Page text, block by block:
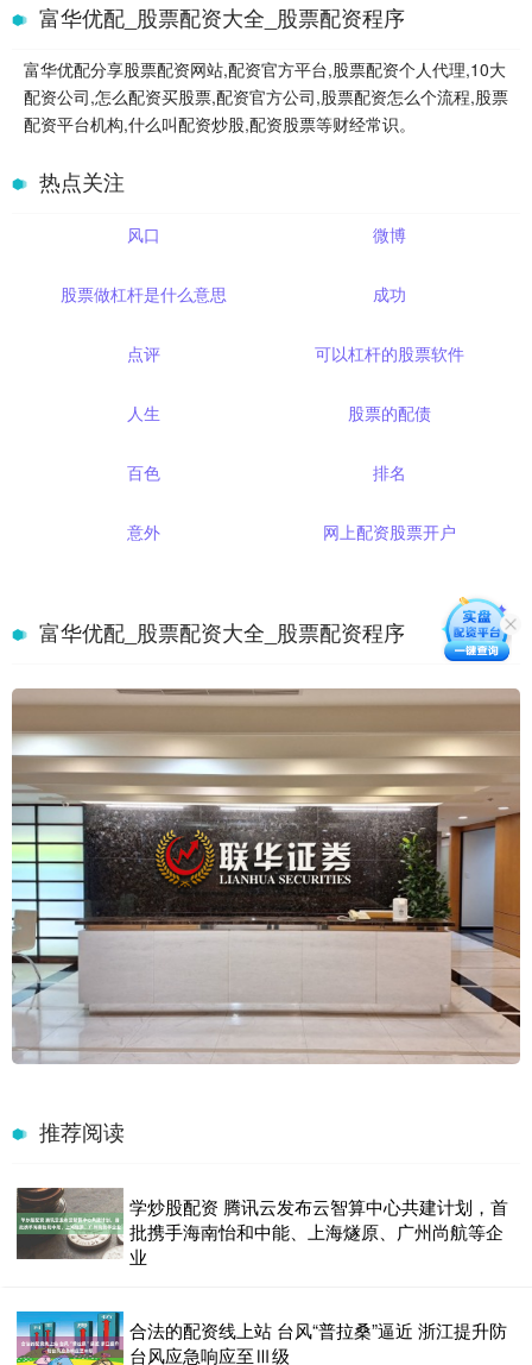
富华优配_股票配资大全_股票配资程序
富华优配分享股票配资网站,配资官方平台,股票配资个人代理,10大
配资公司,怎么配资买股票,配资官方公司,股票配资怎么个流程,股票
配资平台机构,什么叫配资炒股,配资股票等财经常识。
热点关注
风口 微博
股票做杠杆是什么意思 成功
点评 可以杠杆的股票软件
人生 股票的配债
百色 排名
意外 网上配资股票开户
富华优配_股票配资大全_股票配资程序
推荐阅读
学炒股配资 腾讯云发布云智算中心共建计划，首
批携手海南怡和中能、上海燧原、广州尚航等企
业
合法的配资线上站 台风“普拉桑”逼近 浙江提升防
台风应急响应至Ⅲ级